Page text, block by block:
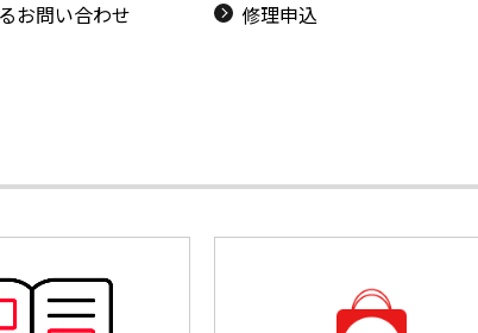
お問い合わせ 修理申込